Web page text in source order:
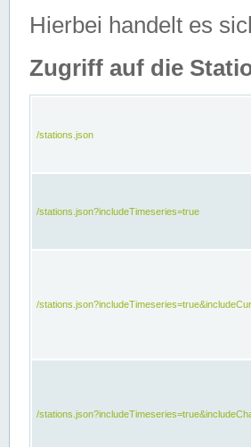
Hierbei handelt es
Zugriff auf die
/stations.json
/stations.json?includeTimeseries=true
/
/